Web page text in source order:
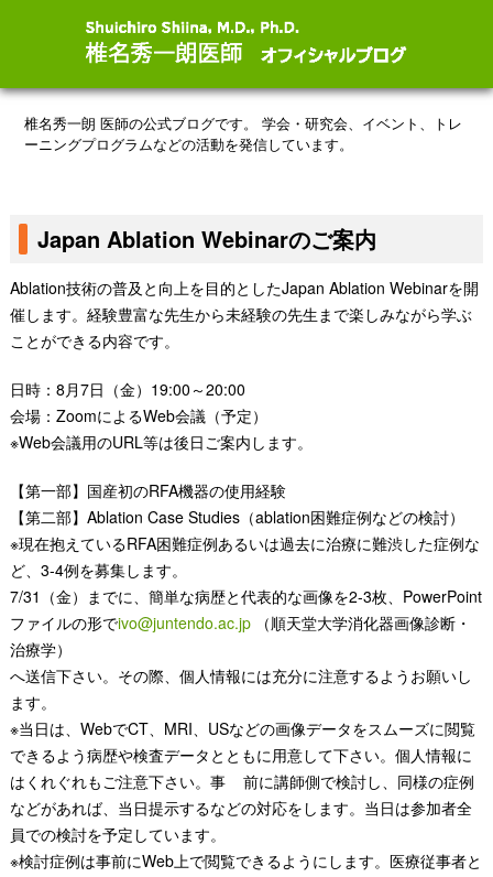
椎名秀一朗 医師の公式ブログです。
学会・研究会、イベント、トレ
ーニングプログラムなどの活動を発信しています。
Japan Ablation Webinarのご案内
Ablation技術の普及と向上を目的としたJapan Ablation Webinarを開
催します。経験豊富な先生から未経験の先生まで楽しみながら学ぶ
ことができる内容です。
日時：8月7日（金）19:00～20:00
会場：ZoomによるWeb会議（予定）
※Web会議用のURL等は後日ご案内します。
【第一部】国産初のRFA機器の使用経験
【第二部】Ablation Case Studies（ablation困難症例などの検討）
※現在抱えているRFA困難症例あるいは過去に治療に難渋した症例な
ど、3-4例を募集します。
7/31（金）までに、簡単な病歴と代表的な画像を2-3枚、PowerPoint
ファイルの形でivo@juntendo.ac.jp（順天堂大学消化器画像診断・
治療学）
へ送信下さい。その際、個人情報には充分に注意するようお願いし
ます。
※当日は、WebでCT、MRI、USなどの画像データをスムーズに閲覧
できるよう病歴や検査データとともに用意して下さい。個人情報に
はくれぐれもご注意下さい。事 前に講師側で検討し、同様の症例
などがあれば、当日提示するなどの対応をします。当日は参加者全
員での検討を予定しています。
※検討症例は事前にWeb上で閲覧できるようにします。医療従事者と